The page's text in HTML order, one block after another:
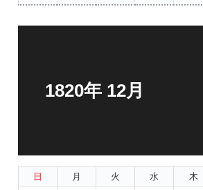
1820年 12月
日 月 火 水 木